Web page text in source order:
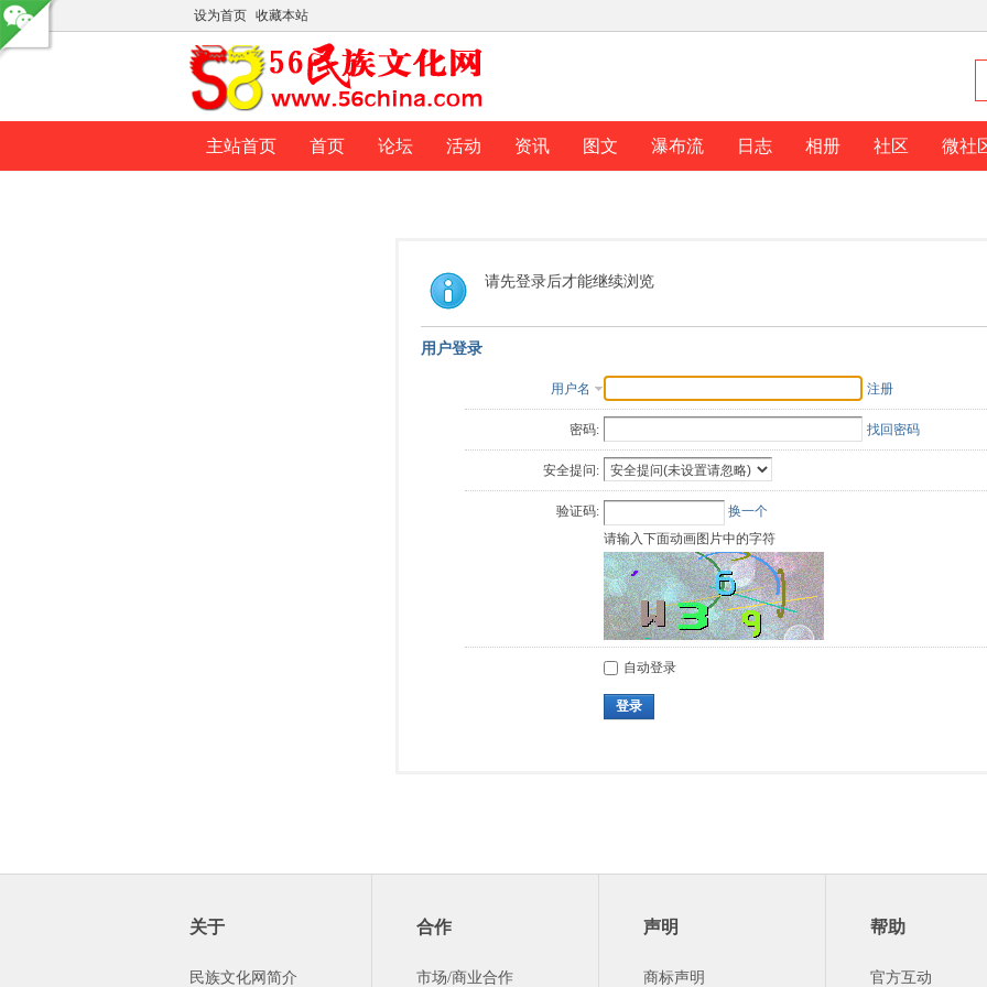
设为首页 收藏本站
主站首页 首页 论坛 活动 资讯 图文 瀑布流 日志 相册 社区 微社
请先登录后才能继续浏览
用户登录
用户名 注册
密码: 找回密码
安全提问:
验证码:
换一个
请输入下面动画图片中的字符
自动登录
登录
关于
民族文化网简介
合作
市场/商业合作
声明
商标声明
帮助
官方互动